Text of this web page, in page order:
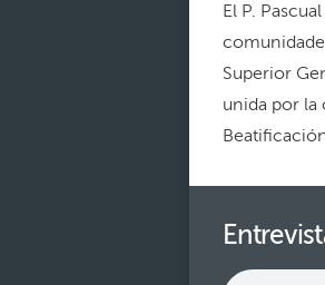
El P.
Superior
unida por la